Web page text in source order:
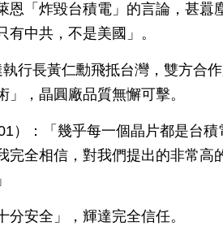
恩「炸毀台積電」的言論，甚囂
中共，不是美國」。
行長黃仁勳飛抵台灣，雙方合
，晶圓廠品質無懈可擊。
）：「幾乎每一個晶片都是台積
完全相信，對我們提出的非常高
安全」，輝達完全信任。